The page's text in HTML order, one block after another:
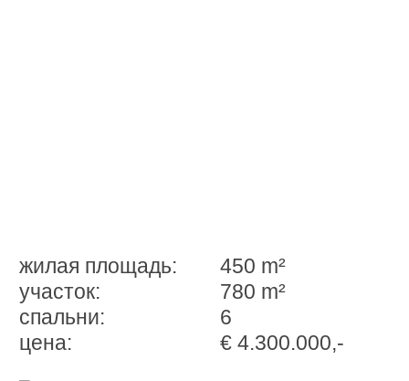
жилая площадь:
450 m²
участок:
780 m²
спальни:
6
ценa:
€ 4.300.000,-